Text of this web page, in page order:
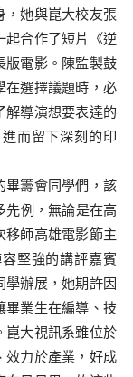
，她與崑大校友張
起合作了短片《逆
版電影。陳監製鼓
在選擇議題時，必
解導演想要表達的
而留下深刻的印
畢籌會同學們，該
先例，無論是在高
移師高雄電影節主
堅強的講評嘉賓
辦展，她期許因
畢業生在編導、技
崑大視訊系雖位於
效力於產業，好成